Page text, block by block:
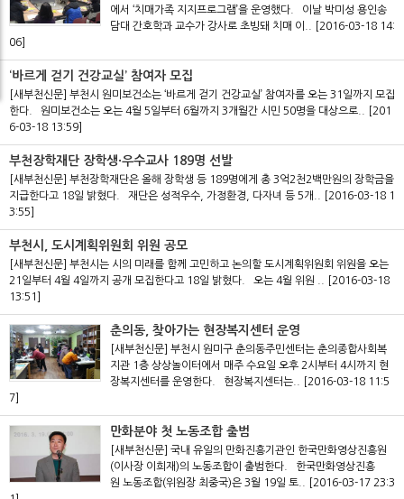
에서 ‘치매가족 지지프로그램’을 운영했다. 이날 박미성 용인송
담대 간호학과 교수가 강사로 초빙돼 치매 이..
[2016-03-18 14:
06]
‘바르게 걷기 건강교실’ 참여자 모집
[새부천신문] 부천시 원미보건소는 ‘바르게 걷기 건강교실’ 참여자를 오는 31일까지 모집
한다. 원미보건소는 오는 4월 5일부터 6월까지 3개월간 시민 50명을 대상으로..
[201
6-03-18 13:59]
부천장학재단 장학생·우수교사 189명 선발
[새부천신문] 부천장학재단은 올해 장학생 등 189명에게 총 3억2천2백만원의 장학금을
지급한다고 18일 밝혔다. 재단은 성적우수, 가정환경, 다자녀 등 5개..
[2016-03-18 1
3:55]
부천시, 도시계획위원회 위원 공모
[새부천신문] 부천시는 시의 미래를 함께 고민하고 논의할 도시계획위원회 위원을 오는
21일부터 4월 4일까지 공개 모집한다고 18일 밝혔다. 오는 4월 위원 ..
[2016-03-18
13:51]
춘의동, 찾아가는 현장복지센터 운영
[새부천신문] 부천시 원미구 춘의동주민센터는 춘의종합사회복
지관 1층 상상놀이터에서 매주 수요일 오후 2시부터 4시까지 현
장복지센터를 운영한다. 현장복지센터는..
[2016-03-18 11:5
7]
만화분야 첫 노동조합 출범
[새부천신문] 국내 유일의 만화진흥기관인 한국만화영상진흥원
(이사장 이희재)의 노동조합이 출범한다. 한국만화영상진흥
원 노동조합(위원장 최중국)은 3월 19일 토..
[2016-03-17 23:3